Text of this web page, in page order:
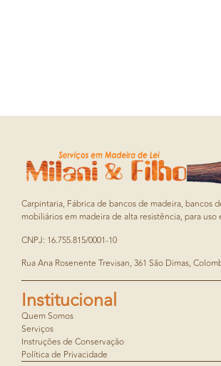
Carpintaria, Fábrica de bancos de madeira, bancos
mobiliários em madeira de alta resistência, para uso
CNPJ: 16.755.815/0001-10
Rua Ana Rosenente Trevisan, 361 São Dimas,
Institucional
Quem Somos
Serviços
Instruções de Conservação
Política de Privacidade